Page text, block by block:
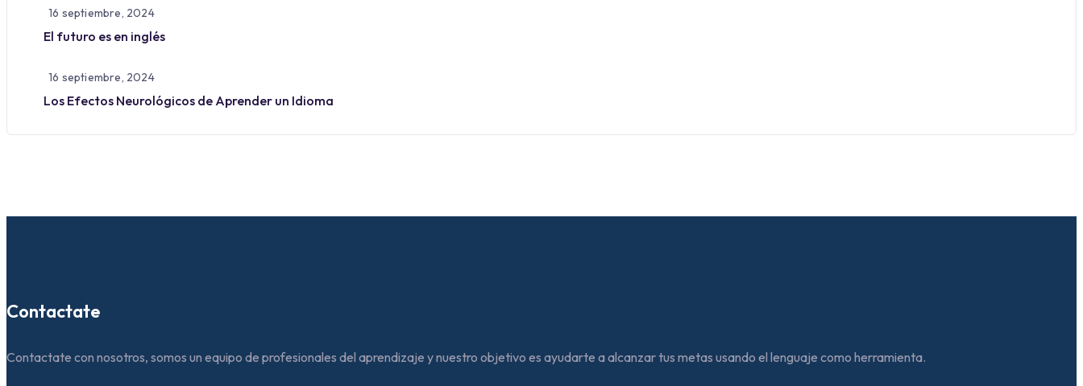
16 septiembre, 2024
El futuro es en inglés
16 septiembre, 2024
Los Efectos Neurológicos de Aprender un Idioma
Contactate
Contactate con nosotros, somos un equipo de profesionales del aprendizaje y nuestro objetivo es ayudarte a alcanzar tus metas usando el lenguaje como herramienta.